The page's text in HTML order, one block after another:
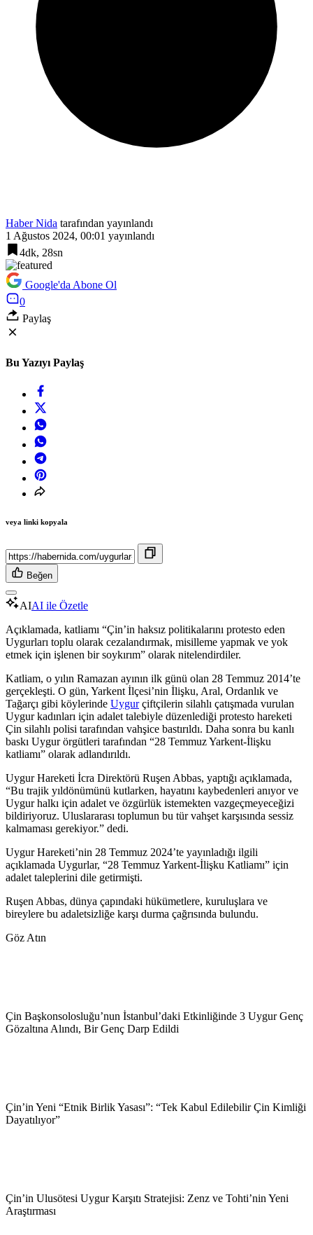
Haber Nida tarafından yayınlandı
1 Ağustos 2024, 00:01 yayınlandı
4dk, 28sn
Google'da Abone Ol
0
Paylaş
Bu Yazıyı Paylaş
veya linki kopyala
Beğen
AIAI ile Özetle
Açıklamada, katliamı “Çin’in haksız politikalarını protesto eden
Uygurları toplu olarak cezalandırmak, misilleme yapmak ve yok
etmek için işlenen bir soykırım” olarak nitelendirdiler.
Katliam, o yılın Ramazan ayının ilk günü olan 28 Temmuz 2014’te
gerçekleşti. O gün, Yarkent İlçesi’nin İlişku, Aral, Ordanlık ve
Tağarçı gibi köylerinde Uygurçiftçilerin silahlı çatışmada vurulan
Uygur kadınları için adalet talebiyle düzenlediği protesto hareketi
Çin silahlı polisi tarafından vahşice bastırıldı. Daha sonra bu kanlı
baskı Uygur örgütleri tarafından “28 Temmuz Yarkent-İlişku
katliamı” olarak adlandırıldı.
Uygur Hareketi İcra Direktörü Ruşen Abbas, yaptığı açıklamada,
“Bu trajik yıldönümünü kutlarken, hayatını kaybedenleri anıyor ve
Uygur halkı için adalet ve özgürlük istemekten vazgeçmeyeceğizi
bildiriyoruz. Uluslararası toplumun bu tür vahşet karşısında sessiz
kalmaması gerekiyor.” dedi.
Uygur Hareketi’nin 28 Temmuz 2024’te yayınladığı ilgili
açıklamada Uygurlar, “28 Temmuz Yarkent-İlişku Katliamı” için
adalet taleplerini dile getirmişti.
Ruşen Abbas, dünya çapındaki hükümetlere, kuruluşlara ve
bireylere bu adaletsizliğe karşı durma çağrısında bulundu.
Göz Atın
Çin Başkonsolosluğu’nun İstanbul’daki Etkinliğinde 3 Uygur Genç
Gözaltına Alındı, Bir Genç Darp Edildi
Çin’in Yeni “Etnik Birlik Yasası”: “Tek Kabul Edilebilir Çin Kimliği
Dayatılıyor”
Çin’in Ulusötesi Uygur Karşıtı Stratejisi: Zenz ve Tohti’nin Yeni
Araştırması